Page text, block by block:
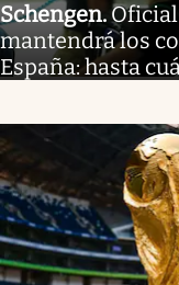
Schengen.
mantendrá los
España: hasta